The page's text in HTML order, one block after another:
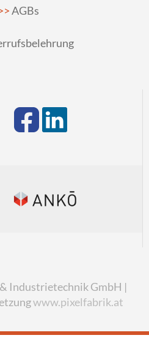
AGBs
Industrietechnik GmbH |
www.pixelfabrik.at